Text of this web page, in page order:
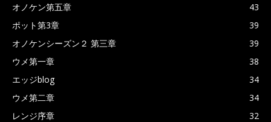
オノケン第五章
43
ポット第3章
39
オノケンシーズン２ 第三章
39
ウメ第一章
38
エッジblog
34
ウメ第二章
34
レンジ序章
32